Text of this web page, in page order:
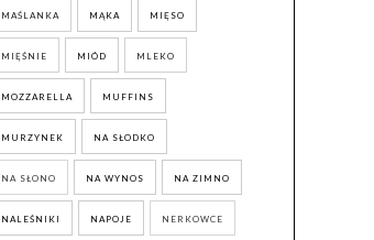
MAŚLANKA MĄKA MIĘSO
MIĘŚNIE MIÓD MLEKO
MOZZARELLA MUFFINS
MURZYNEK NA SŁODKO
NA SŁONO NA WYNOS NA ZIMNO
NALEŚNIKI NAPOJE NERKOWCE